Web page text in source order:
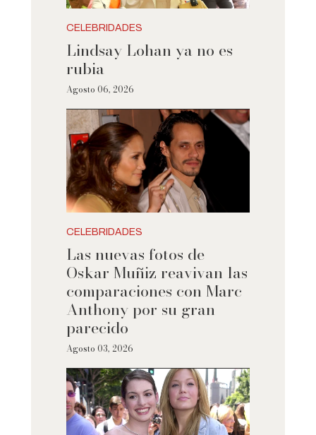
CELEBRIDADES
Lindsay Lohan ya no es
rubia
Agosto 06, 2026
CELEBRIDADES
Las nuevas fotos de
Oskar Muñiz reavivan las
comparaciones con Marc
Anthony por su gran
parecido
Agosto 03, 2026